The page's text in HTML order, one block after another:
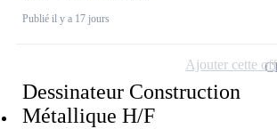
Publié il y a 17 jours
Dessinateur Construction
Métallique H/F
Ajouter cette